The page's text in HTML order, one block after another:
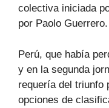
colectiva iniciada
por Paolo Guerrero.
Perú, que había
y en la segunda
requería del triunfo
opciones de